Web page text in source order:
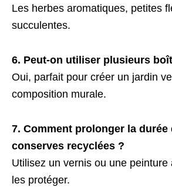
Les herbes aromatiques, petites
succulentes.
6. Peut-on utiliser plusieurs
Oui, parfait pour créer un jardin
composition murale.
7. Comment prolonger la durée
conserves recyclées ?
Utilisez un vernis ou une peinture
les protéger.